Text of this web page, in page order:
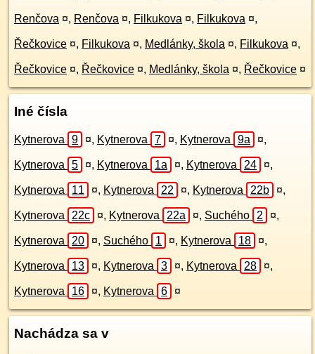
Renčova ¤, Renčova ¤, Filkukova ¤, Filkukova ¤,
Řečkovice ¤, Filkukova ¤, Medlánky, škola ¤, Filkukova ¤,
Řečkovice ¤, Řečkovice ¤, Medlánky, škola ¤, Řečkovice ¤
Iné čísla
Kytnerova 9 ¤, Kytnerova 7 ¤, Kytnerova 9a ¤,
Kytnerova 5 ¤, Kytnerova 1a ¤, Kytnerova 24 ¤,
Kytnerova 11 ¤, Kytnerova 22 ¤, Kytnerova 22b ¤,
Kytnerova 22c ¤, Kytnerova 22a ¤, Suchého 2 ¤,
Kytnerova 20 ¤, Suchého 1 ¤, Kytnerova 18 ¤,
Kytnerova 13 ¤, Kytnerova 3 ¤, Kytnerova 28 ¤,
Kytnerova 16 ¤, Kytnerova 6 ¤
Nachádza sa v